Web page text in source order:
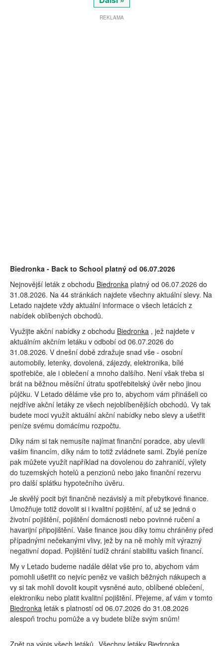
REKLAMA
Biedronka - Back to School platný od 06.07.2026
Nejnovější leták z obchodu Biedronka platný od 06.07.2026 do
31.08.2026. Na 44 stránkách najdete všechny aktuální slevy. Na
Letado najdete vždy aktuální informace o všech letácích z
nabídek oblíbených obchodů.
Využijte akční nabídky z obchodu Biedronka , jež najdete v
aktuálním akčním letáku v odbobí od 06.07.2026 do
31.08.2026. V dnešní době zdražuje snad vše - osobní
automobily, letenky, dovolená, zájezdy, elektronika, bílé
spotřebiče, ale i oblečení a mnoho dalšího. Není však třeba si
brát na běžnou měsíční útratu spotřebitelský úvěr nebo jinou
půjčku. V Letado děláme vše pro to, abychom vám přinášeli co
nejdříve akční letáky ze všech nejoblíbenějších obchodů. Vy tak
budete moci využít aktuální akční nabídky nebo slevy a ušetřit
peníze svému domácímu rozpočtu.
Díky nám si tak nemusíte najímat finanční poradce, aby ulevili
vašim financím, díky nám to totiž zvládnete sami. Zbylé peníze
pak můžete využít například na dovolenou do zahraničí, výlety
do tuzemských hotelů a penzionů nebo jako finanční rezervu
pro další splátku hypotečního úvěru.
Je skvělý pocit být finančně nezávislý a mít přebytkové finance.
Umožňuje totiž dovolit si i kvalitní pojištění, ať už se jedná o
životní pojištění, pojištění domácnosti nebo povinné ručení a
havarijní připojištění. Vaše finance jsou díky tomu chráněny před
případnými nečekanými vlivy, jež by na ně mohly mít výrazný
negativní dopad. Pojištění tudíž chrání stabilitu vašich financí.
My v Letado budeme nadále dělat vše pro to, abychom vám
pomohli ušetřit co nejvíc peněz ve vašich běžných nákupech a
vy si tak mohli dovolit koupit vysněné auto, oblíbené oblečení,
elektroniku nebo platit kvalitní pojištění. Přejeme, ať vám v tomto
Biedronka leták s platností od 06.07.2026 do 31.08.2026
alespoň trochu pomůže a vy budete blíže svým snům!
Zpět na výpis všech letáků Všechny letáky Biedronka